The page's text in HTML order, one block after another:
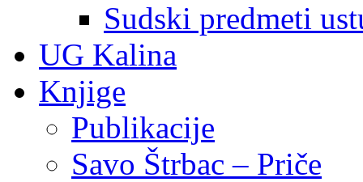
Sudski predmeti
UG Kalina
Knjige
Publikacije
Savo Štrbac – Priče